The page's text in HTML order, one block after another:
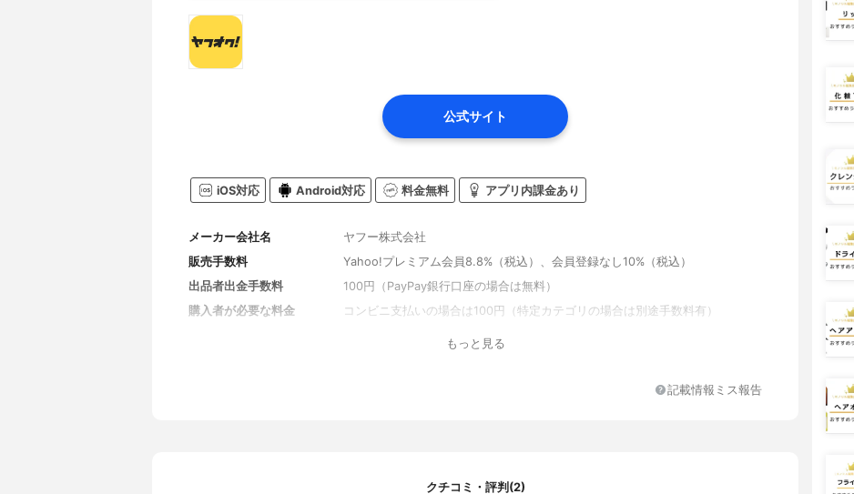
公式サイト
iOS対応 Android対応 料金無料 アプリ内課金あり
メーカー会社名
ヤフー株式会社
販売手数料
Yahoo!プレミアム会員8.8%（税込）、会員登録なし10%（税込）
出品者出金手数料
100円（PayPay銀行口座の場合は無料）
購入者が必要な料金
コンビニ支払いの場合は100円（特定カテゴリの場合は別途手数料有）
もっと見る
記載情報ミス報告
クチコミ・評判(2)